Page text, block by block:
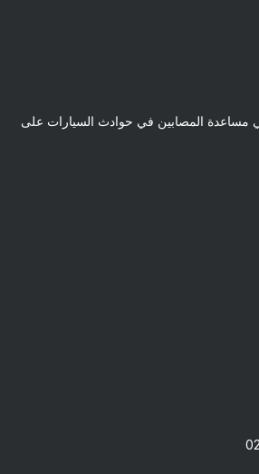
مساعدة المصابين في حوادث السيارات على